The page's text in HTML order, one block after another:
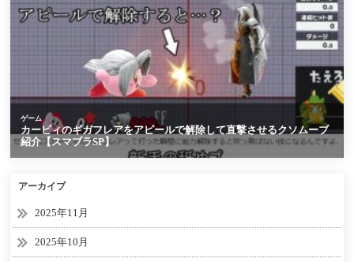
アーカイブ
2025年11月
2025年10月